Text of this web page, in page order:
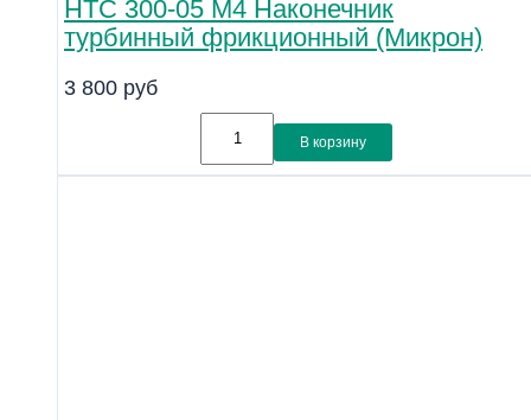
НТС 300-05 М4 Наконечник
турбинный фрикционный (Микрон)
3 800 руб
В корзину